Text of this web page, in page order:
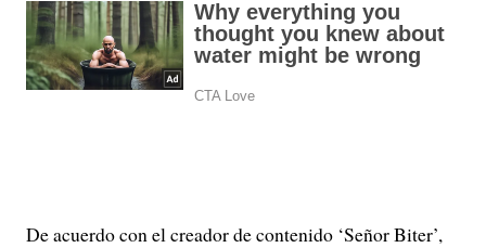
De acuerdo con el creador de contenido ‘Señor Biter’,